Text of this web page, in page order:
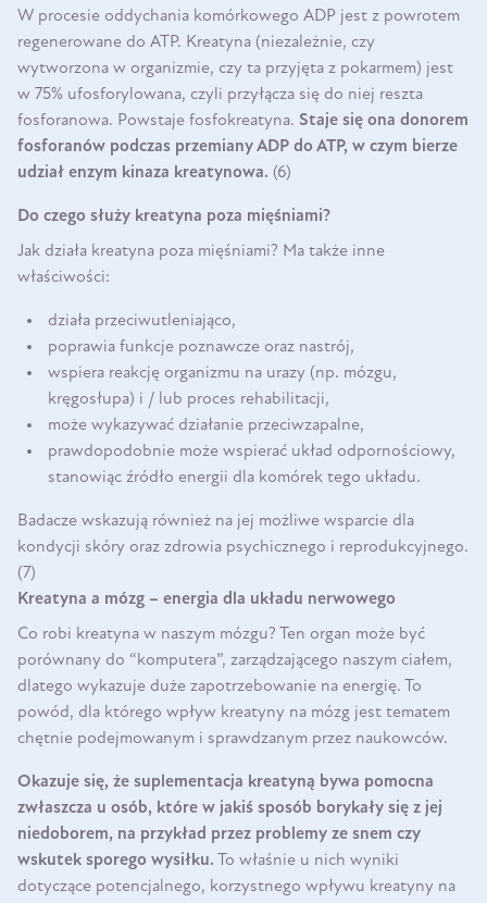
W procesie oddychania komórkowego ADP jest z powrotem
regenerowane do ATP. Kreatyna (niezależnie, czy
wytworzona w organizmie, czy ta przyjęta z pokarmem) jest
w 75% ufosforylowana, czyli przyłącza się do niej reszta
fosforanowa. Powstaje fosfokreatyna. Staje się ona donorem
fosforanów podczas przemiany ADP do ATP, w czym bierze
udział enzym kinaza kreatynowa. (6)
Do czego służy kreatyna poza mięśniami?
Jak działa kreatyna poza mięśniami? Ma także inne
właściwości:
działa przeciwutleniająco,
poprawia funkcje poznawcze oraz nastrój,
wspiera reakcję organizmu na urazy (np. mózgu,
kręgosłupa) i / lub proces rehabilitacji,
może wykazywać działanie przeciwzapalne,
prawdopodobnie może wspierać układ odpornościowy,
stanowiąc źródło energii dla komórek tego układu.
Badacze wskazują również na jej możliwe wsparcie dla
kondycji skóry oraz zdrowia psychicznego i reprodukcyjnego.
(7)
Kreatyna a mózg – energia dla układu nerwowego
Co robi kreatyna w naszym mózgu? Ten organ może być
porównany do “komputera”, zarządzającego naszym ciałem,
dlatego wykazuje duże zapotrzebowanie na energię. To
powód, dla którego wpływ kreatyny na mózg jest tematem
chętnie podejmowanym i sprawdzanym przez naukowców.
Okazuje się, że suplementacja kreatyną bywa pomocna
zwłaszcza u osób, które w jakiś sposób borykały się z jej
niedoborem, na przykład przez problemy ze snem czy
wskutek sporego wysiłku. To właśnie u nich wyniki
dotyczące potencjalnego, korzystnego wpływu kreatyny na